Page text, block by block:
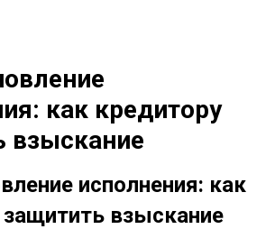
как кредитору
взыскание
исполнения: как
защитить взыскание